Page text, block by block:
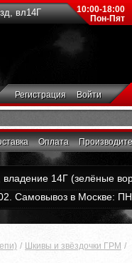
вл14Г
10:00-18:00
Пон-Пят
Регистрация Войти
Оплата
владение 14Г (зелёные
Самовывоз в Москве:
Шкивы и звёздочки ГРМ